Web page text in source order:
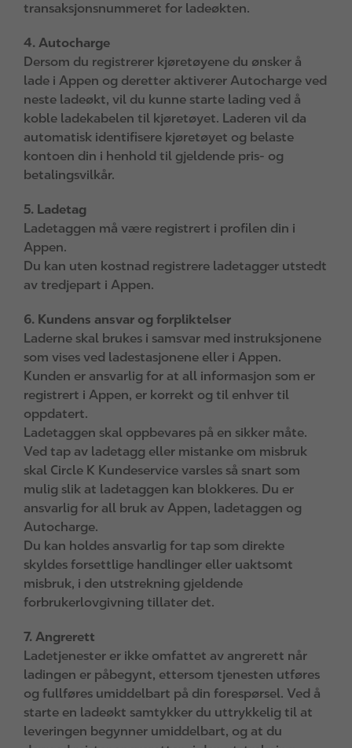
transaksjonsnummeret for ladeøkten.
4. Autocharge
Dersom du registrerer kjøretøyene du ønsker å
lade i Appen og deretter aktiverer Autocharge ved
neste ladeøkt, vil du kunne starte lading ved å
koble ladekabelen til kjøretøyet. Laderen vil da
automatisk identifisere kjøretøyet og belaste
kontoen din i henhold til gjeldende pris- og
betalingsvilkår.
5. Ladetag
Ladetaggen må være registrert i profilen din i
Appen.
Du kan uten kostnad registrere ladetagger utstedt
av tredjepart i Appen.
6. Kundens ansvar og forpliktelser
Laderne skal brukes i samsvar med instruksjonene
som vises ved ladestasjonene eller i Appen.
Kunden er ansvarlig for at all informasjon som er
registrert i Appen, er korrekt og til enhver til
oppdatert.
Ladetaggen skal oppbevares på en sikker måte.
Ved tap av ladetagg eller mistanke om misbruk
skal Circle K Kundeservice varsles så snart som
mulig slik at ladetaggen kan blokkeres. Du er
ansvarlig for all bruk av Appen, ladetaggen og
Autocharge.
Du kan holdes ansvarlig for tap som direkte
skyldes forsettlige handlinger eller uaktsomt
misbruk, i den utstrekning gjeldende
forbrukerlovgivning tillater det.
7. Angrerett
Ladetjenester er ikke omfattet av angrerett når
ladingen er påbegynt, ettersom tjenesten utføres
og fullføres umiddelbart på din forespørsel. Ved å
starte en ladeøkt samtykker du uttrykkelig til at
leveringen begynner umiddelbart, og at du